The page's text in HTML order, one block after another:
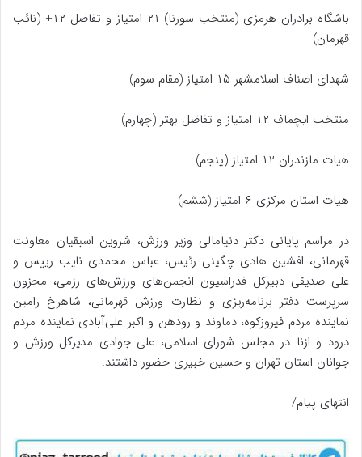
باشگاه برادران هرمزی (منتخب سورنا) ۲۱ امتیاز و تفاضل ۱۲+ (نائب
قهرمان)
شهدای اصناف اسلامشهر ۱۵ امتیاز (مقام سوم)
منتخب ایچماف ۱۲ امتیاز و تفاضل بهتر (چهارم)
هیات مازندران ۱۲ امتیاز (پنجم)
هیات استان مرکزی ۶ امتیاز (ششم)
در مراسم پایانی دکتر دنیامالی وزیر ورزش، شروین اسبقیان معاونت
قهرمانی، افشین هادی چگینی رئیس، عباس محمدی نایب رییس و
علی صدیقی دبیرکل فدراسیون انجمن‌های ورزش‌های رزمی، محزون
سرپرست دفتر برنامه‌ریزی و نظارت ورزش قهرمانی، شاهرخ رامین
نماینده مردم فیروزکوه، دماوند و رودهن و اکبر علی‌آبادی نماینده مردم
درود و ازنا در مجلس شورای اسلامی، علی جوادی مدیرکل ورزش و
جوانان استان تهران و حسین خبیری حضور داشتند.
انتهای پیام/